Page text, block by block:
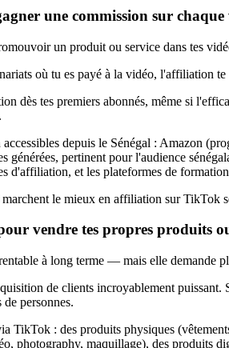
une commission sur chaque
un produit ou service dans tes
où tu es payé à la vidéo, l'affiliation
dès tes premiers abonnés, même si
depuis le Sénégal : Amazon
générées, pertinent pour l'audience
d'affiliation, et les plateformes de
le mieux en affiliation sur TikTok
vendre tes propres produits
à long terme — mais elle demande
de clients incroyablement puissant.
personnes.
TikTok : des produits physiques
photography, maquillage), des produits